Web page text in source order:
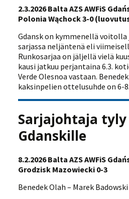
2.3.2026 Balta AZS AWFiS
Polonia Wąchock 3-0
Gdansk on kymmenellä
sarjassa neljäntenä eli
Runkosarjaa on jäljellä vielä
kausi jatkuu perjantaina 6.3.
Verde Olesnoa vastaan.
kaksinpelien ottelusuhde on 6-8.
Sarjajohtaja
Gdanskille
8.2.2026 Balta AZS AWFiS
Grodzisk Mazowiecki 0-3
Benedek Olah – Marek